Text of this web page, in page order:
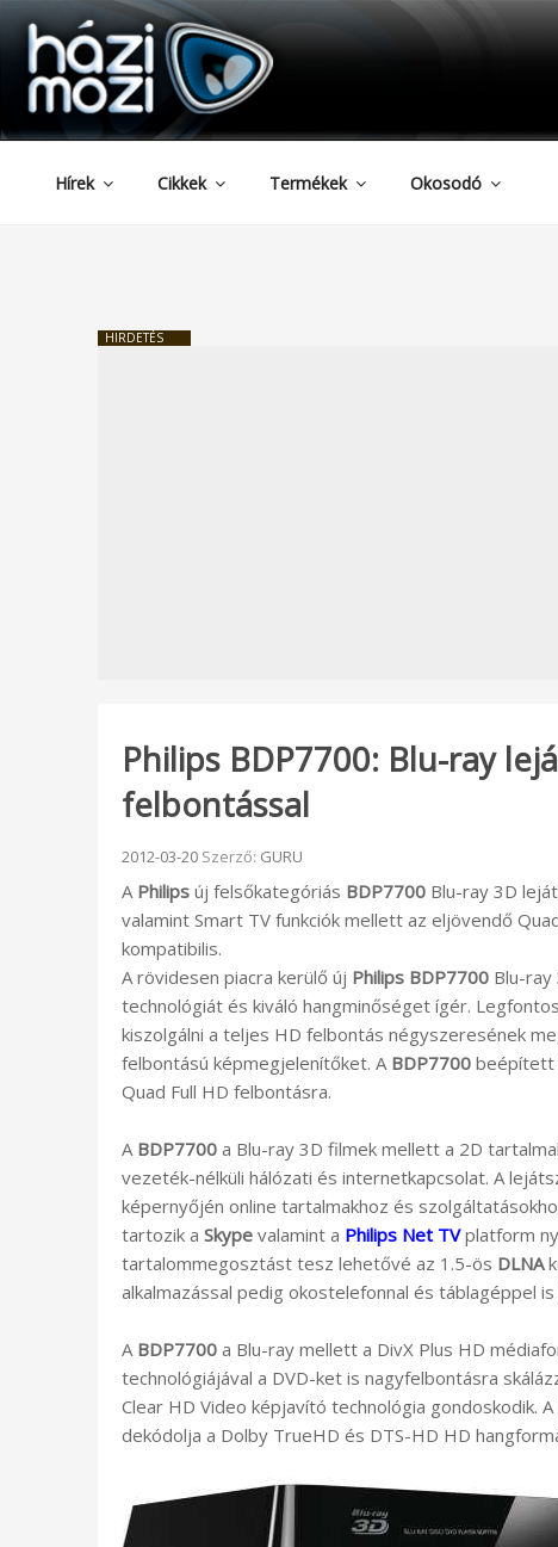
Tartalomhoz
HAZIMOZI
Hírek Cikkek Termékek Okosodó
HIRDETÉS
Philips BDP7700: Blu-ray
felbontással
Beküldve:
2012-03-20 Szerző: GURU
A Philips új felsőkategóriás BDP7700 Blu-ray 3D
valamint Smart TV funkciók mellett az eljövendő
kompatibilis.
A rövidesen piacra kerülő új Philips BDP7700 Blu-
technológiát és kiváló hangminőséget ígér.
kiszolgálni a teljes HD felbontás négyszeresének
felbontású képmegjelenítőket. A BDP7700 beépített
Quad Full HD felbontásra.
A BDP7700 a Blu-ray 3D filmek mellett a 2D
vezeték-nélküli hálózati és internetkapcsolat. A
képernyőjén online tartalmakhoz és
tartozik a Skype valamint a Philips Net TVplatform
tartalommegosztást tesz lehetővé az 1.5-ös DLNA
alkalmazással pedig okostelefonnal és táblagéppel
A BDP7700 a Blu-ray mellett a DivX Plus HD
technológiájával a DVD-ket is nagyfelbontásra
Clear HD Video képjavító technológia
dekódolja a Dolby TrueHD és DTS-HD HD